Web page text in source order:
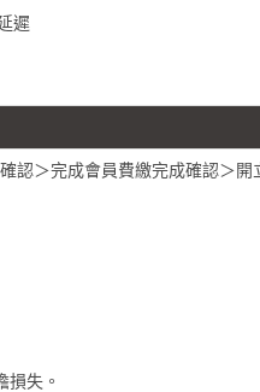
遲
認＞完成會員費繳完成確認＞開
損失。